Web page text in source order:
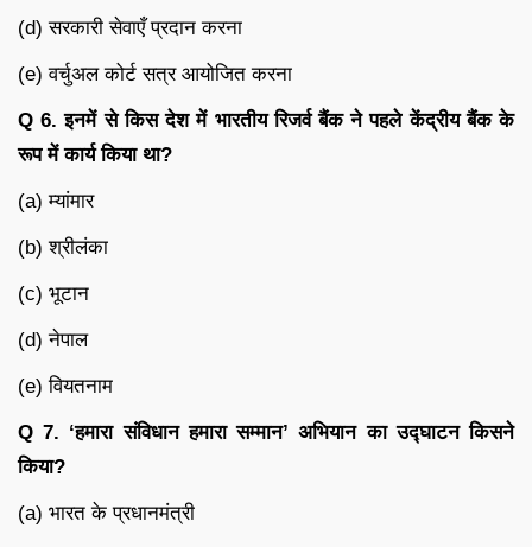
(d) सरकारी सेवाएँ प्रदान करना
(e) वर्चुअल कोर्ट सत्र आयोजित करना
Q 6. इनमें से किस देश में भारतीय रिजर्व बैंक ने पहले केंद्रीय बैंक के
रूप में कार्य किया था?
(a) म्यांमार
(b) श्रीलंका
(c) भूटान
(d) नेपाल
(e) वियतनाम
Q 7. ‘हमारा संविधान हमारा सम्मान’ अभियान का उद्घाटन किसने
किया?
(a) भारत के प्रधानमंत्री